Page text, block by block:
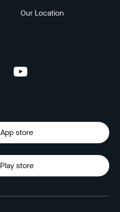
Our Location
App store
Play store